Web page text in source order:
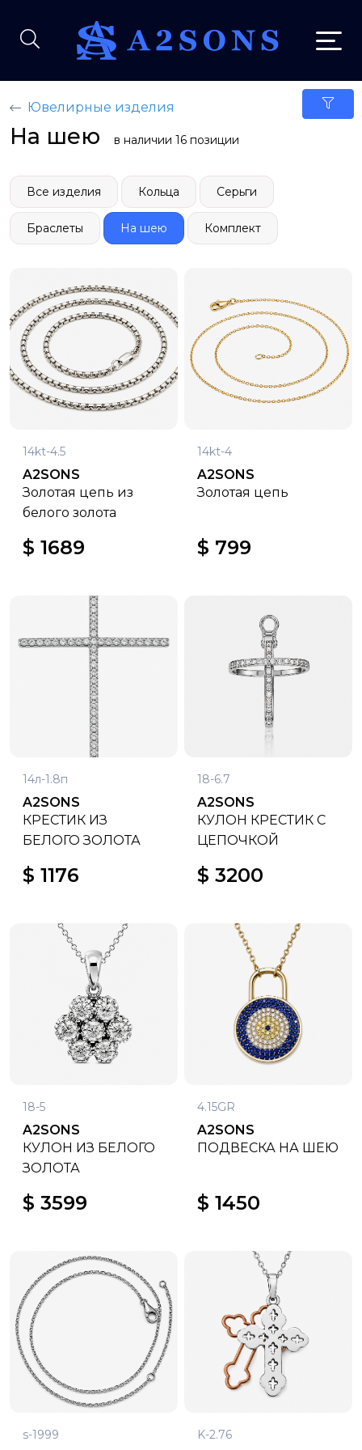
Ювелирные изделия
На шею в наличии 16 позиции
Все изделия Кольца Серьги
Браслеты На шею Комплект
14kt-4.5
A2SONS
Золотая цепь из
белого золота
$ 1689
14kt-4
A2SONS
Золотая цепь
$ 799
14л-1.8п
A2SONS
КРЕСТИК ИЗ
БЕЛОГО ЗОЛОТА
$ 1176
18-6.7
A2SONS
КУЛОН КРЕСТИК С
ЦЕПОЧКОЙ
$ 3200
18-5
A2SONS
КУЛОН ИЗ БЕЛОГО
ЗОЛОТА
$ 3599
4.15GR
A2SONS
ПОДВЕСКА НА ШЕЮ
$ 1450
s-1999 K-2.76